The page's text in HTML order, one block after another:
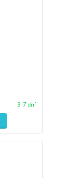
3-7 dní